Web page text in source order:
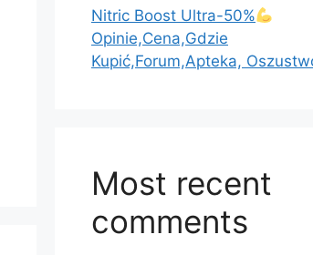
Nitric Boost Ultra-50%
Opinie,Cena,Gdzie
Kupić,Forum,Apteka,
Most recent
comments